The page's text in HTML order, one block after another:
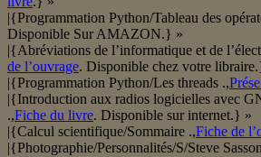
|{Programmation Python/Tableau des
Disponible Sur AMAZON.} »
|{Abréviations de l’informatique et de
de l’ouvrage. Disponible chez votre
|{Programmation Python/Les threads .,
|{Introduction aux radios logicielles avec
.,Fiche du livre. Disponible sur internet.} »
|{Calcul scientifique/Sommaire .,Fiche de
|{Photographie/Personnalités/S/Steve